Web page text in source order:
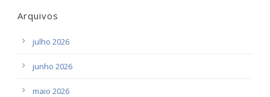
Arquivos
julho 2026
junho 2026
maio 2026